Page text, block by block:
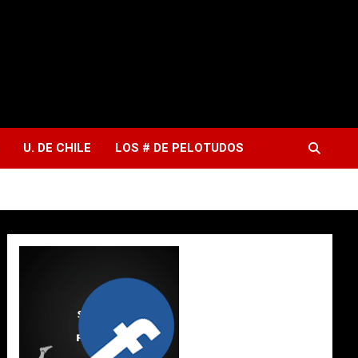
U. DE CHILE LOS # DE PELOTUDOS